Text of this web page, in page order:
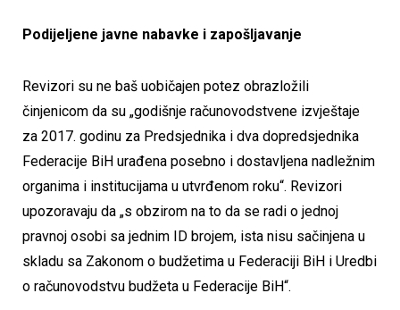
Podijeljene javne nabavke i zapošljavanje
Revizori su ne baš uobičajen potez obrazložili
činjenicom da su „godišnje računovodstvene izvještaje
za 2017. godinu za Predsjednika i dva dopredsjednika
Federacije BiH urađena posebno i dostavljena nadležnim
organima i institucijama u utvrđenom roku“. Revizori
upozoravaju da „s obzirom na to da se radi o jednoj
pravnoj osobi sa jednim ID brojem, ista nisu sačinjena u
skladu sa Zakonom o budžetima u Federaciji BiH i Uredbi
o računovodstvu budžeta u Federacije BiH“.